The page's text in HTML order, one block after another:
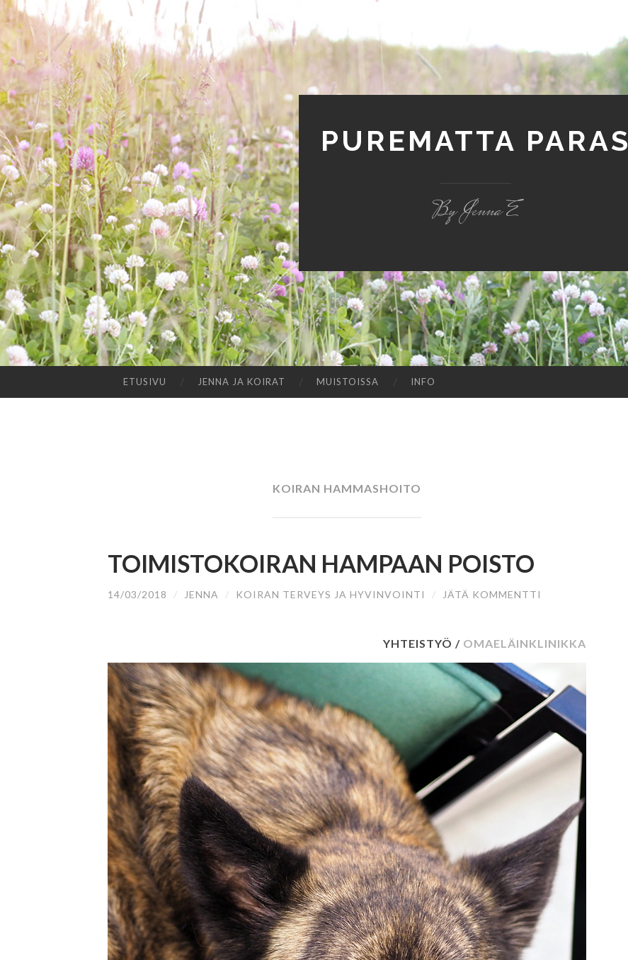
PUREMATTA PARAS
By Jenna E
SISÄLTÖÖN
ETUSIVU JENNA JA KOIRAT MUISTOISSA INFO
KOIRAN HAMMASHOITO
TOIMISTOKOIRAN HAMPAAN POISTO
14/03/2018 / JENNA / KOIRAN TERVEYS JA HYVINVOINTI / JÄTÄ KOMMENTTI
YHTEISTYÖ / OMAELÄINKLINIKKA